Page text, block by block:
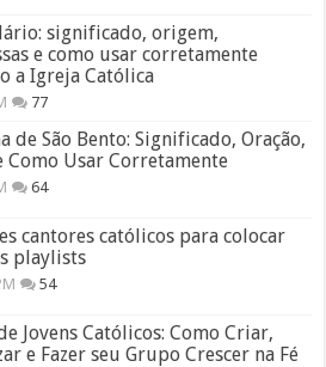
significado, origem,
e como usar corretamente
a Igreja Católica
77
de São Bento: Significado, Oração,
Como Usar Corretamente
64
cantores católicos para colocar
playlists
54
Jovens Católicos: Como Criar,
e Fazer seu Grupo Crescer na Fé